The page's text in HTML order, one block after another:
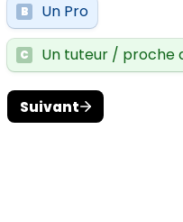
B Un Pro
C Un tuteur / proche
Suivant